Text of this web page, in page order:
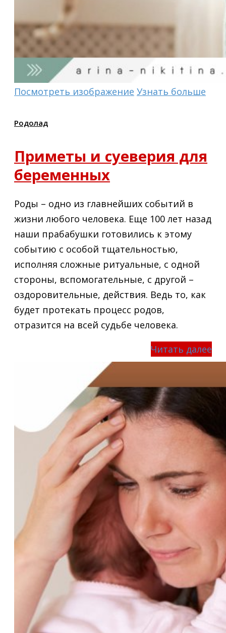
Посмотреть изображение Узнать больше
Родолад
Приметы и суеверия для
беременных
Роды – одно из главнейших событий в
жизни любого человека. Еще 100 лет назад
наши прабабушки готовились к этому
событию с особой тщательностью,
исполняя сложные ритуальные, с одной
стороны, вспомогательные, с другой –
оздоровительные, действия. Ведь то, как
будет протекать процесс родов,
отразится на всей судьбе человека.
Читать далее